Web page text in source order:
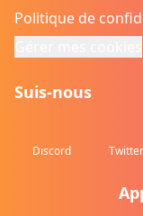
Politique de
Suis-nous
Discord Twitter